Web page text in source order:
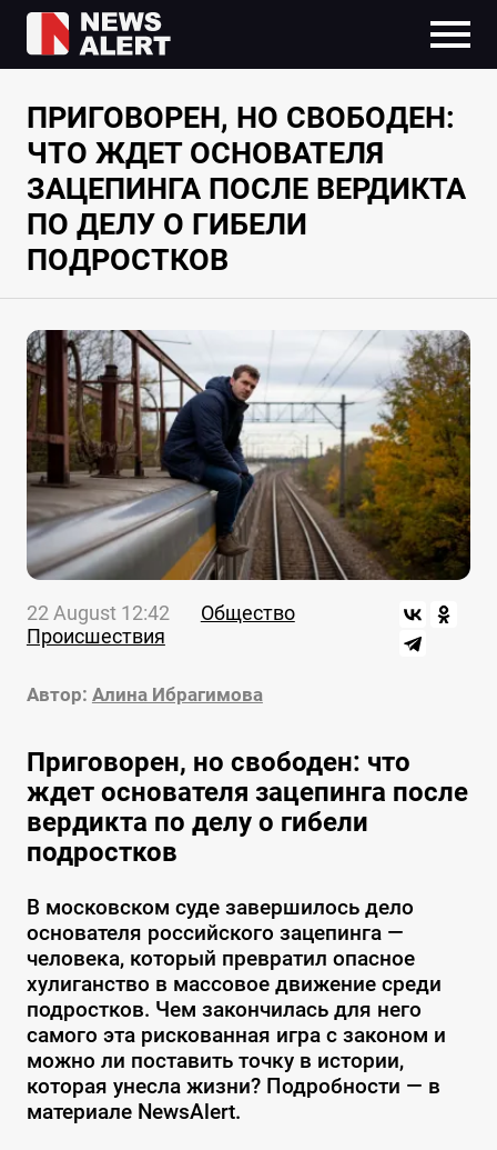
ПРИГОВОРЕН, НО СВОБОДЕН:
ЧТО ЖДЕТ ОСНОВАТЕЛЯ
ЗАЦЕПИНГА ПОСЛЕ ВЕРДИКТА
ПО ДЕЛУ О ГИБЕЛИ
ПОДРОСТКОВ
22 August 12:42
Общество
Происшествия
Автор: Алина Ибрагимова
Приговорен, но свободен: что
ждет основателя зацепинга после
вердикта по делу о гибели
подростков
В московском суде завершилось дело
основателя российского зацепинга —
человека, который превратил опасное
хулиганство в массовое движение среди
подростков. Чем закончилась для него
самого эта рискованная игра с законом и
можно ли поставить точку в истории,
которая унесла жизни? Подробности — в
материале NewsAlert.